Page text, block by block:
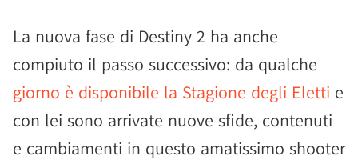
La nuova fase di Destiny 2 ha anche
compiuto il passo successivo: da qualche
giorno è disponibile la Stagione degli Eletti e
con lei sono arrivate nuove sfide, contenuti
e cambiamenti in questo amatissimo shooter